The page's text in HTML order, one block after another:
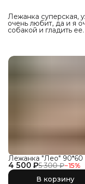
Лежанка суперская,
очень любит, да и я
собакой и гладить ее.
4 500 ₽5 300 ₽−15%
Лежанка "Лео" 90*60
В корзину